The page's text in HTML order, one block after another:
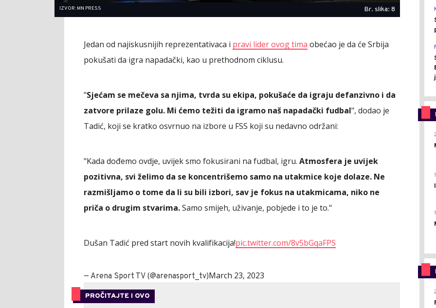
IZVOR: MN PRESS Br. slika: 8
Jedan od najiskusnijih reprezentativaca i pravi lider ovog tima obećao je da će Srbija
pokušati da igra napadački, kao u prethodnom ciklusu.
"Sjećam se mečeva sa njima, tvrda su ekipa, pokušaće da igraju defanzivno i da
zatvore prilaze golu. Mi ćemo težiti da igramo naš napadački fudbal", dodao je
Tadić, koji se kratko osvrnuo na izbore u FSS koji su nedavno održani:
"Kada dođemo ovdje, uvijek smo fokusirani na fudbal, igru. Atmosfera je uvijek
pozitivna, svi želimo da se koncentrišemo samo na utakmice koje dolaze. Ne
razmišljamo o tome da li su bili izbori, sav je fokus na utakmicama, niko ne
priča o drugim stvarima.Samo smijeh, uživanje, pobjede i to je to."
Dušan Tadić pred start novih kvalifikacija!pic.twitter.com/8v5bGqaFPS
— Arena Sport TV (@arenasport_tv)March 23, 2023
PROČITAJTE I OVO